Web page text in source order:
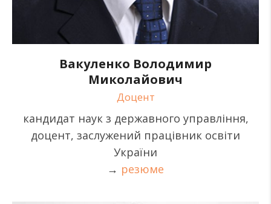
Вакуленко Володимир
Миколайович
Доцент
кандидат наук з державного управління,
доцент, заслужений працівник освіти
України
→ резюме